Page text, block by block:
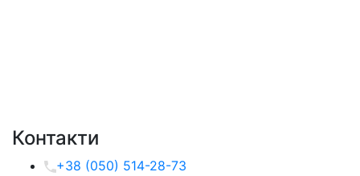
Контакти
+38 (050) 514-28-73